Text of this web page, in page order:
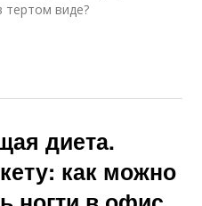
тертом виде?
диета.
как можно